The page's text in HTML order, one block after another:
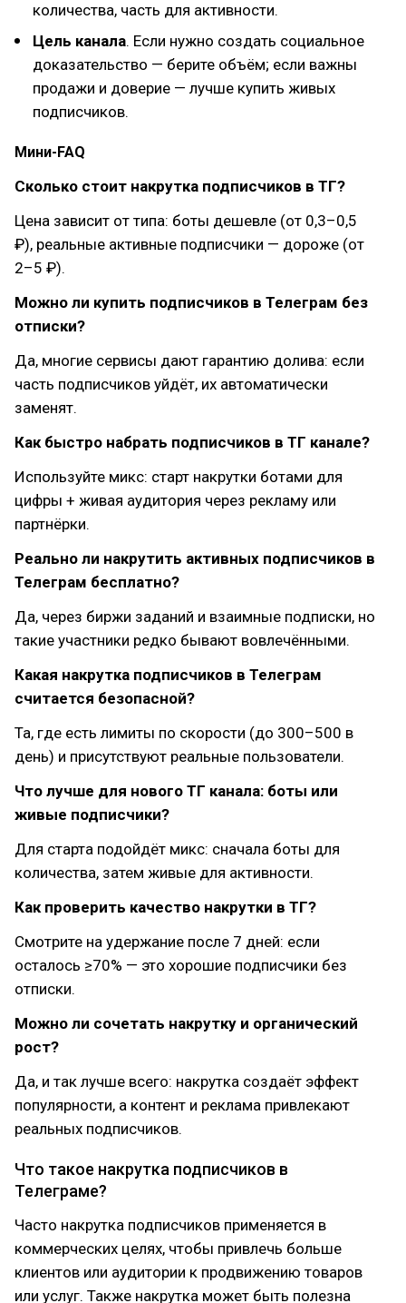
количества, часть для активности.
Цель канала. Если нужно создать социальное
доказательство — берите объём; если важны
продажи и доверие — лучше купить живых
подписчиков.
Мини-FAQ
Сколько стоит накрутка подписчиков в ТГ?
Цена зависит от типа: боты дешевле (от 0,3–0,5
₽), реальные активные подписчики — дороже (от
2–5 ₽).
Можно ли купить подписчиков в Телеграм без
отписки?
Да, многие сервисы дают гарантию долива: если
часть подписчиков уйдёт, их автоматически
заменят.
Как быстро набрать подписчиков в ТГ канале?
Используйте микс: старт накрутки ботами для
цифры + живая аудитория через рекламу или
партнёрки.
Реально ли накрутить активных подписчиков в
Телеграм бесплатно?
Да, через биржи заданий и взаимные подписки, но
такие участники редко бывают вовлечёнными.
Какая накрутка подписчиков в Телеграм
считается безопасной?
Та, где есть лимиты по скорости (до 300–500 в
день) и присутствуют реальные пользователи.
Что лучше для нового ТГ канала: боты или
живые подписчики?
Для старта подойдёт микс: сначала боты для
количества, затем живые для активности.
Как проверить качество накрутки в ТГ?
Смотрите на удержание после 7 дней: если
осталось ≥70% — это хорошие подписчики без
отписки.
Можно ли сочетать накрутку и органический
рост?
Да, и так лучше всего: накрутка создаёт эффект
популярности, а контент и реклама привлекают
реальных подписчиков.
Что такое накрутка подписчиков в
Телеграме?
Часто накрутка подписчиков применяется в
коммерческих целях, чтобы привлечь больше
клиентов или аудитории к продвижению товаров
или услуг. Также накрутка может быть полезна